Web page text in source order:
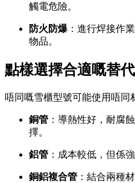
觸電危險。
防火防爆 ：進行焊接作
物品。
點樣選擇合適嘅替
唔同嘅雪櫃型號可能使用唔同
銅管 ：導熱性好，耐腐
擇。
鋁管 ：成本較低，但係
銅鋁複合管 ：結合兩種